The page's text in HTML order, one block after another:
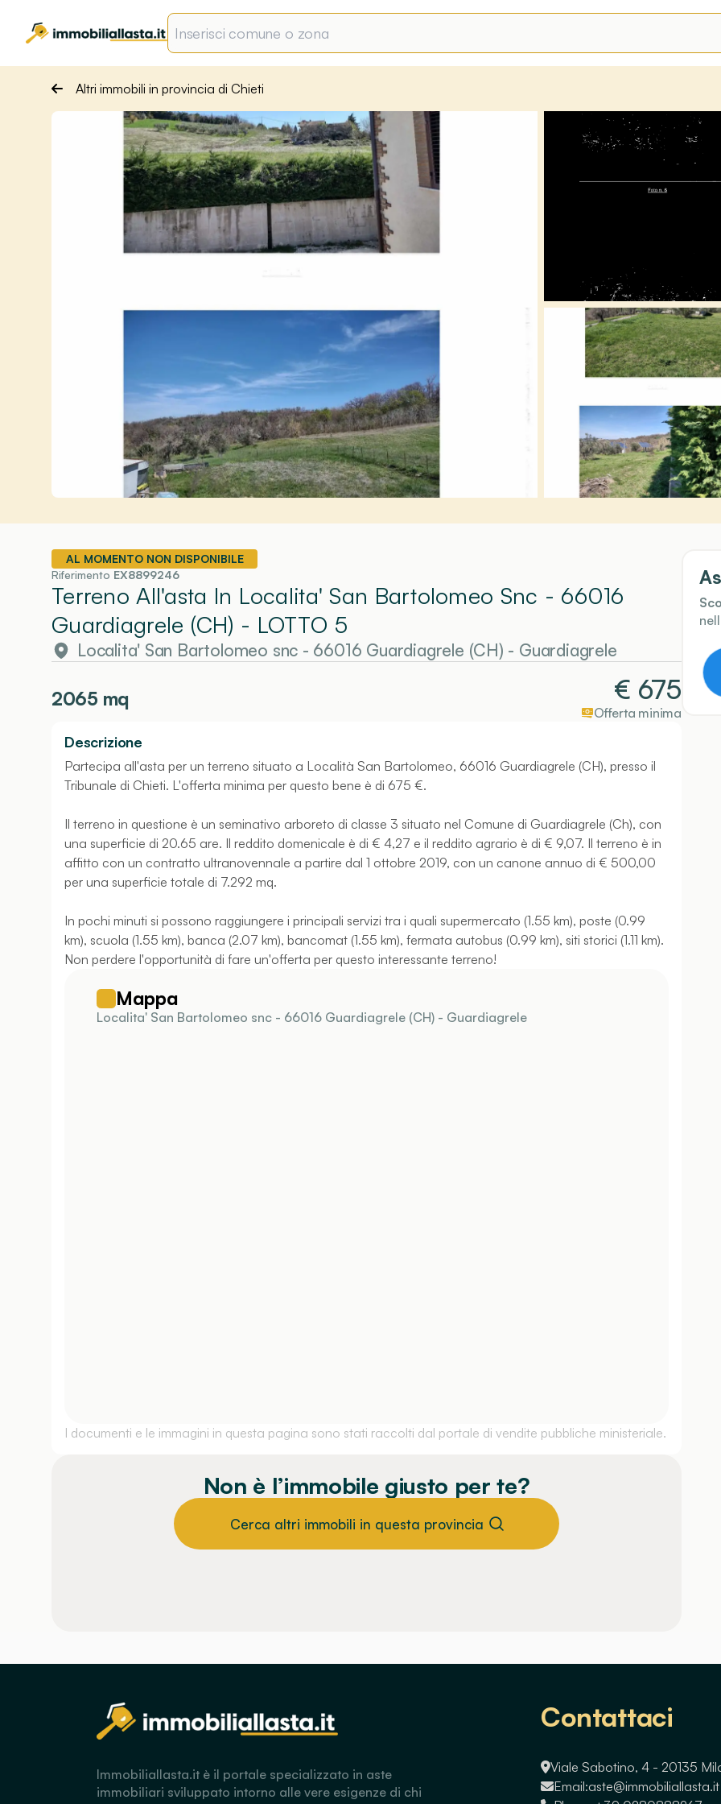
Altri immobili in provincia di Chieti
AL MOMENTO NON DISPONIBILE
Riferimento EX8899246
Terreno All'asta In Localita' San Bartolomeo Snc - 66016
Guardiagrele (CH) - LOTTO 5
Localita' San Bartolomeo snc - 66016 Guardiagrele (CH) - Guardiagrele
2065 mq € 675
Offerta minima
Descrizione
Partecipa all'asta per un terreno situato a Località San Bartolomeo, 66016 Guardiagrele (CH), presso il
Tribunale di Chieti. L'offerta minima per questo bene è di 675 €.
Il terreno in questione è un seminativo arboreto di classe 3 situato nel Comune di Guardiagrele (Ch), con
una superficie di 20.65 are. Il reddito domenicale è di € 4,27 e il reddito agrario è di € 9,07. Il terreno è in
affitto con un contratto ultranovennale a partire dal 1 ottobre 2019, con un canone annuo di € 500,00
per una superficie totale di 7.292 mq.
In pochi minuti si possono raggiungere i principali servizi tra i quali supermercato (1.55 km), poste (0.99
km), scuola (1.55 km), banca (2.07 km), bancomat (1.55 km), fermata autobus (0.99 km), siti storici (1.11 km).
Non perdere l'opportunità di fare un'offerta per questo interessante terreno!
Mappa
Localita' San Bartolomeo snc - 66016 Guardiagrele (CH) - Guardiagrele
I documenti e le immagini in questa pagina sono stati raccolti dal portale di vendite pubbliche ministeriale.
Non è l’immobile giusto per te?
Cerca altri immobili in questa provincia
Immobiliallasta.it è il portale specializzato in aste
immobiliari sviluppato intorno alle vere esigenze di chi
Contattaci
Viale Sabotino, 4 - 20135
Email:aste@immobiliallasta.it